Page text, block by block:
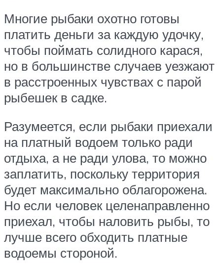
Многие рыбаки охотно готовы
платить деньги за каждую удочку,
чтобы поймать солидного карася,
но в большинстве случаев уезжают
в расстроенных чувствах с парой
рыбешек в садке.
Разумеется, если рыбаки приехали
на платный водоем только ради
отдыха, а не ради улова, то можно
заплатить, поскольку территория
будет максимально облагорожена.
Но если человек целенаправленно
приехал, чтобы наловить рыбы, то
лучше всего обходить платные
водоемы стороной.